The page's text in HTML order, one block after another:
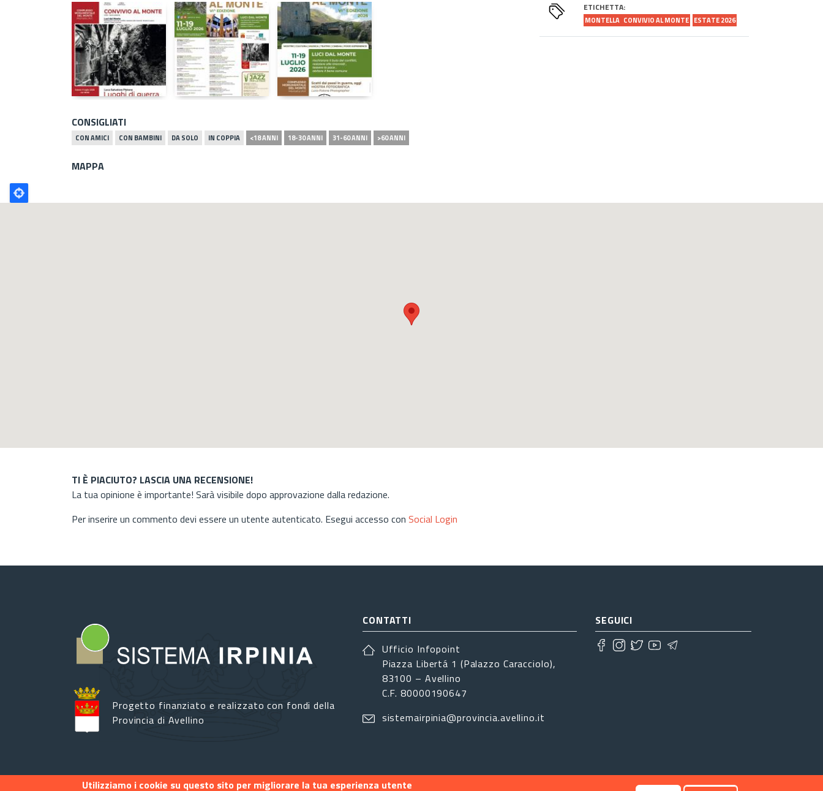
CONSIGLIATI
CON AMICI CON BAMBINI DA SOLO IN COPPIA <18 ANNI 18-30 ANNI 31-60 ANNI >60 ANNI
ETICHETTA:
MONTELLA CONVIVIO AL MONTE ESTATE 2026
MAPPA
Poligono
GEO
TI È PIACIUTO? LASCIA UNA RECENSIONE!
La tua opinione è importante! Sarà visibile dopo approvazione dalla redazione.
Per inserire un commento devi essere un utente autenticato. Esegui accesso con Social Login
Progetto finanziato e realizzato con fondi della
Provincia di Avellino
CONTATTI
Ufficio Infopoint
Piazza Libertá 1 (Palazzo Caracciolo),
83100 – Avellino
C.F. 80000190647
sistemairpinia@provincia.avellino.it
SEGUICI
Utilizziamo i cookie su questo sito per migliorare la tua esperienza utente